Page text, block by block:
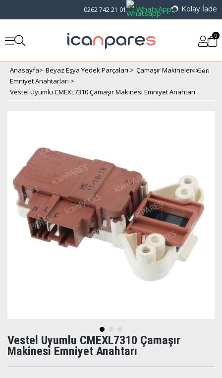
0262 742 21 01 WhatsApp Kolay İade
0
Anasayfa> Beyaz Eşya Yedek Parçaları > Çamaşır Makineleri>
Emniyet Anahtarları >
Vestel Uyumlu CMEXL7310 Çamaşır Makinesi Emniyet Anahtarı
Vestel Uyumlu CMEXL7310 Çamaşır
Makinesi Emniyet Anahtarı